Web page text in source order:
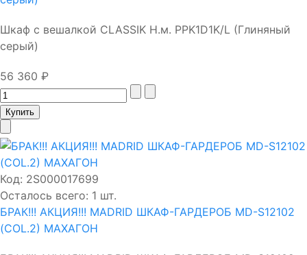
Шкаф с вешалкой CLASSIK Н.м. PPK1D1K/L (Глиняный
серый)
56 360 ₽
Код: 2S000017699
Осталось всего: 1 шт.
БРАК!!! АКЦИЯ!!! MADRID ШКАФ-ГАРДЕРОБ MD-S12102
(COL.2) МАХАГОН